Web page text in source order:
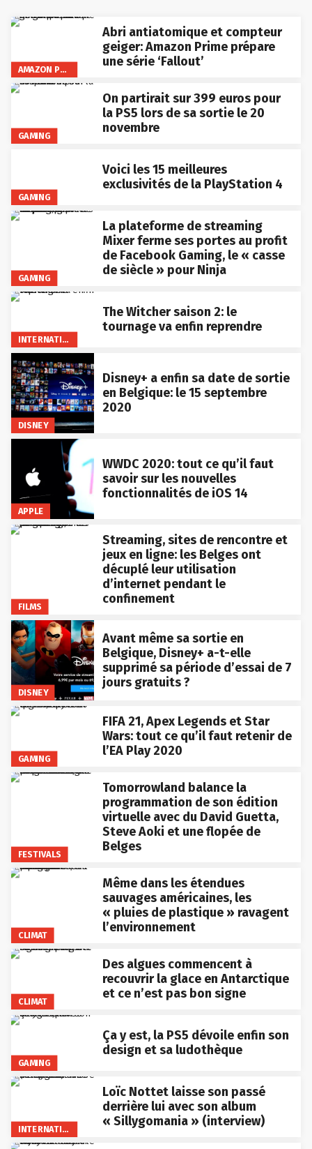
AMAZON PRIME VIDEO
Abri antiatomique et compteur
geiger: Amazon Prime prépare
une série ‘Fallout’
GAMING
On partirait sur 399 euros pour
la PS5 lors de sa sortie le 20
novembre
GAMING
Voici les 15 meilleures
exclusivités de la PlayStation 4
GAMING
La plateforme de streaming
Mixer ferme ses portes au profit
de Facebook Gaming, le « casse
de siècle » pour Ninja
INTERNATIONAL
The Witcher saison 2: le
tournage va enfin reprendre
DISNEY
Disney+ a enfin sa date de sortie
en Belgique: le 15 septembre
2020
APPLE
WWDC 2020: tout ce qu’il faut
savoir sur les nouvelles
fonctionnalités de iOS 14
FILMS
Streaming, sites de rencontre et
jeux en ligne: les Belges ont
décuplé leur utilisation
d’internet pendant le
confinement
DISNEY
Avant même sa sortie en
Belgique, Disney+ a-t-elle
supprimé sa période d’essai de 7
jours gratuits ?
GAMING
FIFA 21, Apex Legends et Star
Wars: tout ce qu’il faut retenir de
l’EA Play 2020
FESTIVALS
Tomorrowland balance la
programmation de son édition
virtuelle avec du David Guetta,
Steve Aoki et une flopée de
Belges
CLIMAT
Même dans les étendues
sauvages américaines, les
« pluies de plastique » ravagent
l’environnement
CLIMAT
Des algues commencent à
recouvrir la glace en Antarctique
et ce n’est pas bon signe
GAMING
Ça y est, la PS5 dévoile enfin son
design et sa ludothèque
INTERNATIONAL
Loïc Nottet laisse son passé
derrière lui avec son album
« Sillygomania » (interview)